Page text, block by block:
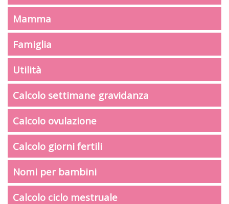
Mamma
Famiglia
Utilità
Calcolo settimane gravidanza
Calcolo ovulazione
Calcolo giorni fertili
Nomi per bambini
Calcolo ciclo mestruale